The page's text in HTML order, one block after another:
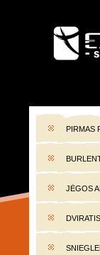
PIRMAS
JĖGOS
DVIRATIS